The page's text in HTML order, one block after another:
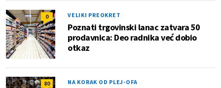
0 VELIKI PREOKRET
Poznati trgovinski lanac zatvara 50
prodavnica: Deo radnika već dobio
otkaz
80 NA KORAK OD PLEJ-OFA